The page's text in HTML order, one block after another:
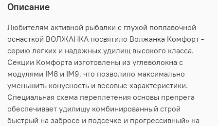
Описание
Любителям активной рыбалки с глухой поплавочной
оснасткой ВОЛЖАНКА посвятило Волжанка Комфорт -
серию легких и надежных удилищ высокого класса.
Секции Комфорта изготовлены из углеволокна с
модулями IM8 и IM9, что позволило максимально
уменьшить конусность и весовые характеристики.
Специальная схема переплетения основы препрега
обеспечивает удилищу комбинированный строй
быстрый на забросе и подсечке и прогрессивный» на